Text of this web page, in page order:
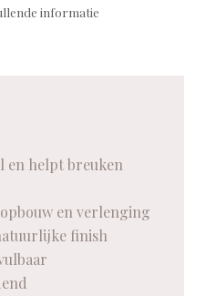
informatie
en helpt breuken
en verlenging
finish